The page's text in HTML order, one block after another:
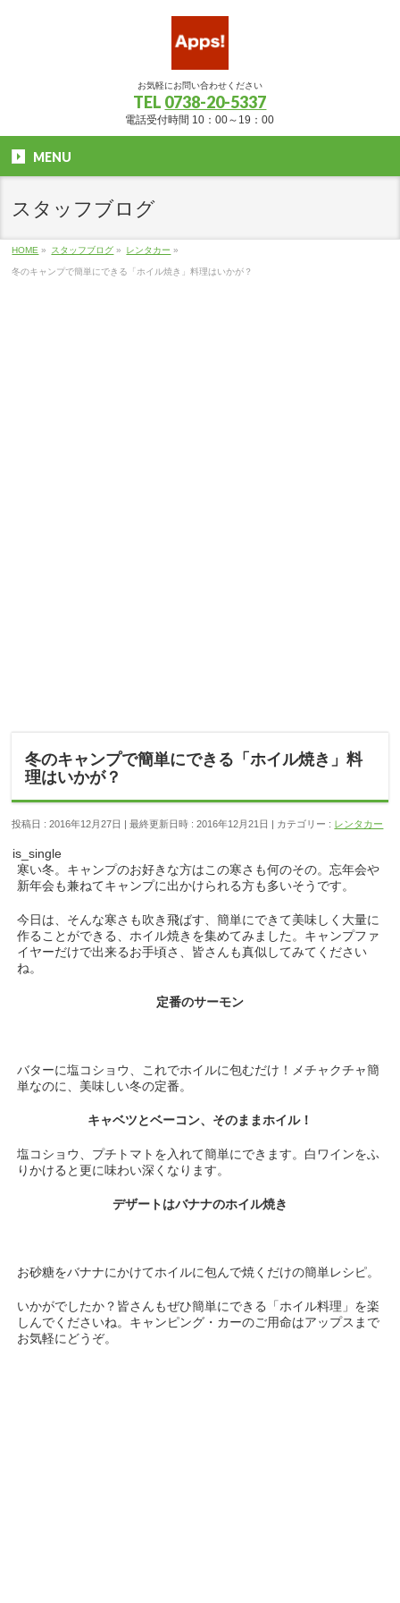
お気軽にお問い合わせください
TEL 0738-20-5337
電話受付時間 10：00～19：00
MENU
スタッフブログ
HOME » スタッフブログ » レンタカー »
冬のキャンプで簡単にできる「ホイル焼き」料理はいかが？
冬のキャンプで簡単にできる「ホイル焼き」料
理はいかが？
投稿日 : 2016年12月27日 最終更新日時 : 2016年12月21日 カテゴリー : レンタカー
is_single
寒い冬。キャンプのお好きな方はこの寒さも何のその。忘年会や
新年会も兼ねてキャンプに出かけられる方も多いそうです。
今日は、そんな寒さも吹き飛ばす、簡単にできて美味しく大量に
作ることができる、ホイル焼きを集めてみました。キャンプファ
イヤーだけで出来るお手頃さ、皆さんも真似してみてください
ね。
定番のサーモン
バターに塩コショウ、これでホイルに包むだけ！メチャクチャ簡
単なのに、美味しい冬の定番。
キャベツとベーコン、そのままホイル！
塩コショウ、プチトマトを入れて簡単にできます。白ワインをふ
りかけると更に味わい深くなります。
デザートはバナナのホイル焼き
お砂糖をバナナにかけてホイルに包んで焼くだけの簡単レシピ。
いかがでしたか？皆さんもぜひ簡単にできる「ホイル料理」を楽
しんでくださいね。キャンピング・カーのご用命はアップスまで
お気軽にどうぞ。